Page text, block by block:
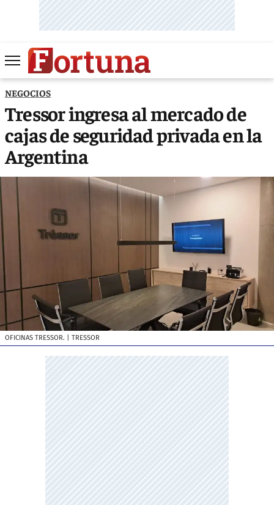
NEGOCIOS
Tressor ingresa al mercado de
cajas de seguridad privada en la
Argentina
OFICINAS TRESSOR. | TRESSOR